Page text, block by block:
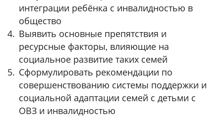
интеграции ребёнка с инвалидностью в
общество
Выявить основные препятствия и
ресурсные факторы, влияющие на
социальное развитие таких семей
Сформулировать рекомендации по
совершенствованию системы поддержки и
социальной адаптации семей с детьми с
ОВЗ и инвалидностью